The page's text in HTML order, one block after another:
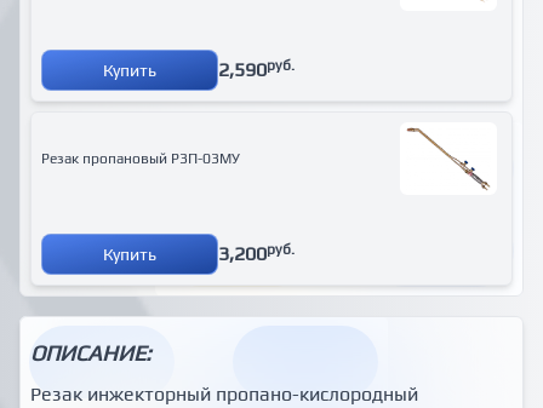
Купить 2,590руб.
Резак пропановый Р3П-03МУ
Купить 3,200руб.
ОПИСАНИЕ:
Резак инжекторный пропано-кислородный